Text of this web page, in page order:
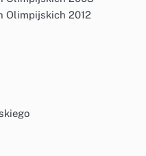
Olimpijskich 2012